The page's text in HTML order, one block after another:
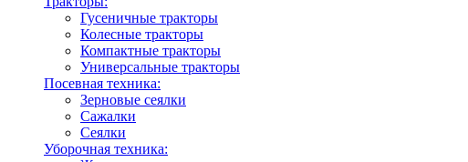
Гусеничные тракторы
Колесные тракторы
Компактные тракторы
Универсальные тракторы
Посевная техника:
Зерновые сеялки
Сажалки
Сеялки
Уборочная техника: